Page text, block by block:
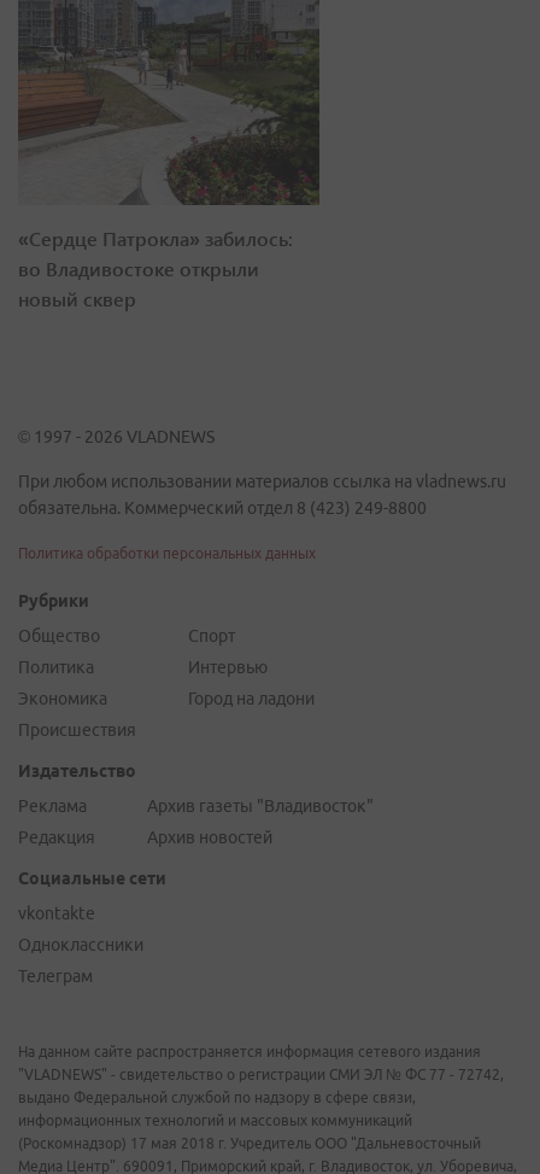
«Сердце Патрокла» забилось:
во Владивостоке открыли
новый сквер
© 1997 - 2026 VLADNEWS
При любом использовании материалов ссылка на vladnews.ru
обязательна. Коммерческий отдел 8 (423) 249-8800
Политика обработки персональных данных
Рубрики
Общество
Политика
Экономика
Происшествия
Спорт
Интервью
Город на ладони
Издательство
Реклама
Редакция
Архив газеты "Владивосток"
Архив новостей
Социальные сети
vkontakte
Одноклассники
Телеграм
На данном сайте распространяется информация сетевого издания
"VLADNEWS" - свидетельство о регистрации СМИ ЭЛ № ФС 77 - 72742,
выдано Федеральной службой по надзору в сфере связи,
информационных технологий и массовых коммуникаций
(Роскомнадзор) 17 мая 2018 г. Учредитель ООО "Дальневосточный
Медиа Центр". 690091, Приморский край, г. Владивосток, ул. Уборевича,